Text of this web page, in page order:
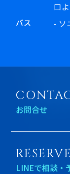
口
バス - ソ
お問合せ
RESERVE
LINEで相談・